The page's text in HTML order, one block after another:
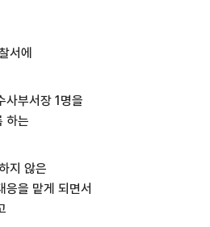
서에
사부서장 1명을
하는
지 않은
응을 맡게 되면서